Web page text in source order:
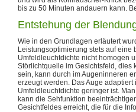
bis zu 50 Minuten andauern kann.
Entstehung der
Wie in den Grundlagen erläutert
Leistungsoptimierung stets auf
Umfeldleuchtdichte nicht homogen
Störlichtquelle im Gesichtsfeld,
sein, kann durch im Augeninneren
erzeugt werden. Das Auge
Umfeldleuchtdichte geringer ist.
kann die Sehfunktion
Gesichtfeldes erreicht, die für die